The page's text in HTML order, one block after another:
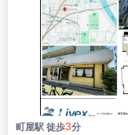
町屋駅 徒歩3分